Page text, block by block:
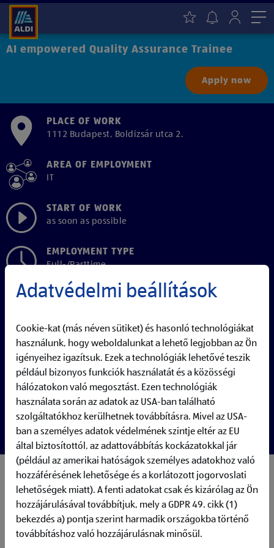
AI empowered Quality Assurance Trainee
Apply now
PLACE OF WORK
1112 Budapest, Boldizsár utca 2.
AREA OF EMPLOYMENT
IT
START OF WORK
as soon as possible
EMPLOYMENT TYPE
Full-/Parttime
My responsibilities:
Join our global Agile team and help ensure the quality of
our web applications
Perform manual testing of new and existing features,
exploring edge cases and unexpected behaviors
Adatvédelmi beállítások
Cookie-kat (más néven sütiket) és hasonló technológiákat
használunk, hogy weboldalunkat a lehető legjobban az Ön
igényeihez igazítsuk. Ezek a technológiák lehetővé teszik
például bizonyos funkciók használatát és a közösségi
hálózatokon való megosztást. Ezen technológiák
használata során az adatok az USA-ban található
szolgáltatókhoz kerülhetnek továbbításra. Mivel az USA-
ban a személyes adatok védelmének szintje eltér az EU
által biztosítottól, az adattovábbítás kockázatokkal jár
(például az amerikai hatóságok személyes adatokhoz való
hozzáférésének lehetősége és a korlátozott jogorvoslati
lehetőségek miatt). A fenti adatokat csak és kizárólag az Ön
hozzájárulásával továbbítjuk, mely a GDPR 49. cikk (1)
bekezdés a) pontja szerint harmadik országokba történő
továbbításhoz való hozzájárulásnak minősül.